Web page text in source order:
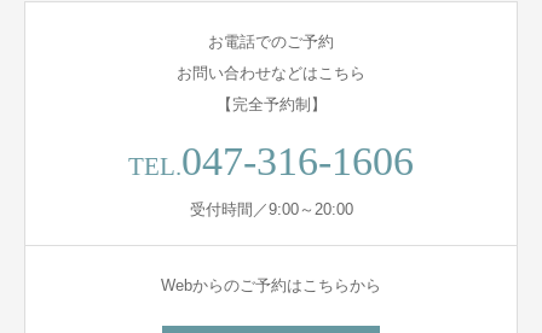
お電話でのご予約
お問い合わせなどはこちら
【完全予約制】
TEL.047-316-1606
受付時間／9:00～20:00
Webからのご予約はこちらから